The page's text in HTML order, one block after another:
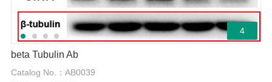
4
beta Tubulin Ab
Catalog No.： AB0039